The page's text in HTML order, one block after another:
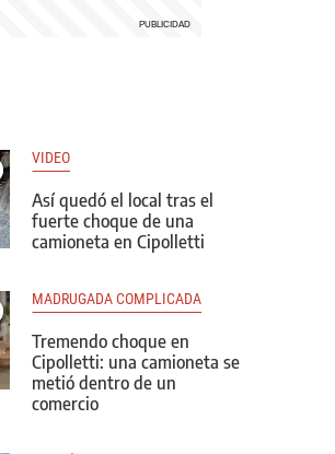
VIDEO
Así quedó el local tras el
fuerte choque de una
camioneta en Cipolletti
MADRUGADA COMPLICADA
Tremendo choque en
Cipolletti: una camioneta se
metió dentro de un
comercio